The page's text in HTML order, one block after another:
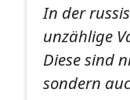
In der
unzählige
Diese sind
sondern